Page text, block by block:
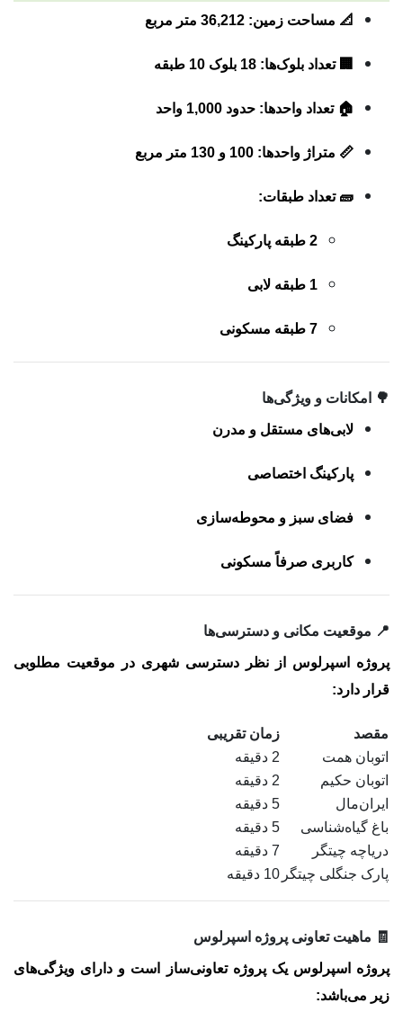
📐 مساحت زمین: 36,212 متر مربع
🏢 تعداد بلوک‌ها: 18 بلوک 10 طبقه
🏠 تعداد واحدها: حدود 1,000 واحد
📏 متراژ واحدها: 100 و 130 متر مربع
🧱 تعداد طبقات:
2 طبقه پارکینگ
1 طبقه لابی
7 طبقه مسکونی
🌳 امکانات و ویژگی‌ها
لابی‌های مستقل و مدرن
پارکینگ اختصاصی
فضای سبز و محوطه‌سازی
کاربری صرفاً مسکونی
📍 موقعیت مکانی و دسترسی‌ها
پروژه اسپرلوس از نظر دسترسی شهری در موقعیت مطلوبی
قرار دارد:
مقصد
زمان تقریبی
اتوبان همت
2 دقیقه
اتوبان حکیم
2 دقیقه
ایران‌مال
5 دقیقه
باغ گیاه‌شناسی
5 دقیقه
دریاچه چیتگر
7 دقیقه
پارک جنگلی چیتگر 10 دقیقه
🧾 ماهیت تعاونی پروژه اسپرلوس
پروژه اسپرلوس یک پروژهتعاونی‌ساز
است و دارای ویژگی‌های
زیر می‌باشد: